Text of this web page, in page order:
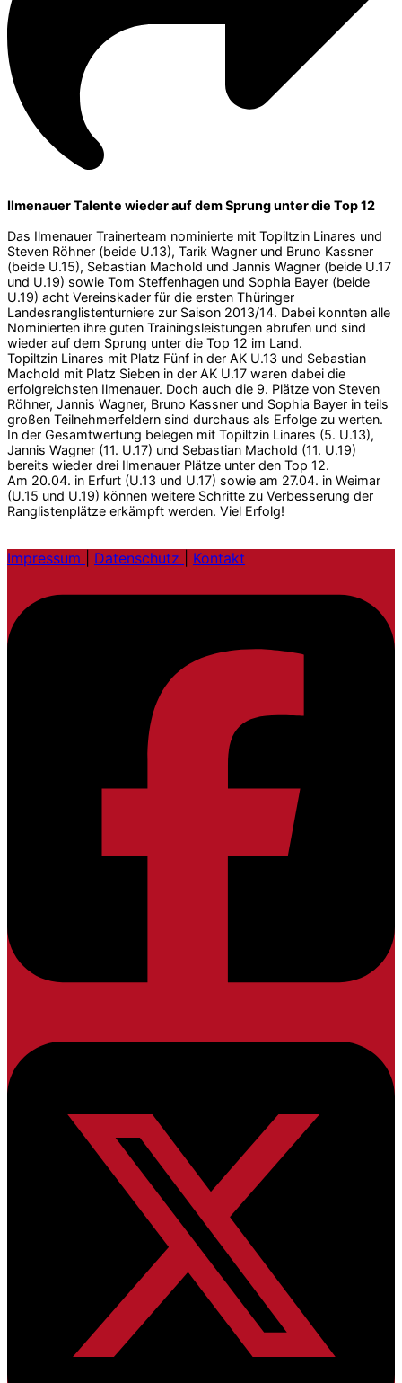
Ilmenauer Talente wieder auf dem Sprung unter die Top 12
Das Ilmenauer Trainerteam nominierte mit Topiltzin Linares und
Steven Röhner (beide U.13), Tarik Wagner und Bruno Kassner
(beide U.15), Sebastian Machold und Jannis Wagner (beide U.17
und U.19) sowie Tom Steffenhagen und Sophia Bayer (beide
U.19) acht Vereinskader für die ersten Thüringer
Landesranglistenturniere zur Saison 2013/14. Dabei konnten alle
Nominierten ihre guten Trainingsleistungen abrufen und sind
wieder auf dem Sprung unter die Top 12 im Land.
Topiltzin Linares mit Platz Fünf in der AK U.13 und Sebastian
Machold mit Platz Sieben in der AK U.17 waren dabei die
erfolgreichsten Ilmenauer. Doch auch die 9. Plätze von Steven
Röhner, Jannis Wagner, Bruno Kassner und Sophia Bayer in teils
großen Teilnehmerfeldern sind durchaus als Erfolge zu werten.
In der Gesamtwertung belegen mit Topiltzin Linares (5. U.13),
Jannis Wagner (11. U.17) und Sebastian Machold (11. U.19)
bereits wieder drei Ilmenauer Plätze unter den Top 12.
Am 20.04. in Erfurt (U.13 und U.17) sowie am 27.04. in Weimar
(U.15 und U.19) können weitere Schritte zu Verbesserung der
Ranglistenplätze erkämpft werden. Viel Erfolg!
Impressum Datenschutz Kontakt